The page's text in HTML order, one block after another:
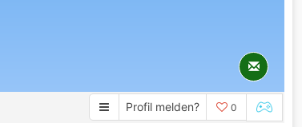
Profil melden? 0